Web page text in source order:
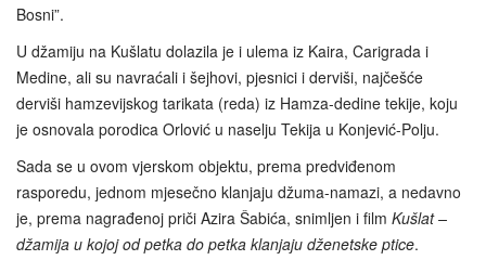
Bosni”.
U džamiju na Kušlatu dolazila je i ulema iz Kaira, Carigrada i
Medine, ali su navraćali i šejhovi, pjesnici i derviši, najčešće
derviši hamzevijskog tarikata (reda) iz Hamza-dedine tekije, koju
je osnovala porodica Orlović u naselju Tekija u Konjević-Polju.
Sada se u ovom vjerskom objektu, prema predviđenom
rasporedu, jednom mjesečno klanjaju džuma-namazi, a nedavno
je, prema nagrađenoj priči Azira Šabića, snimljen i film Kušlat –
džamija u kojoj od petka do petka klanjaju dženetske ptice.